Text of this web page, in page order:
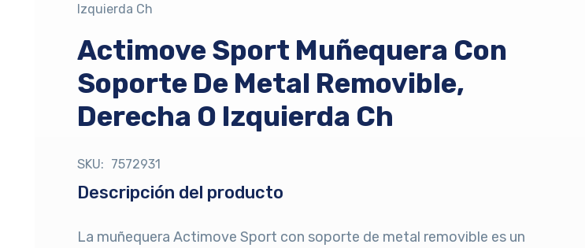
Izquierda Ch
Actimove Sport Muñequera Con
Soporte De Metal Removible,
Derecha O Izquierda Ch
SKU: 7572931
Descripción del producto
La muñequera Actimove Sport con soporte de metal removible es un